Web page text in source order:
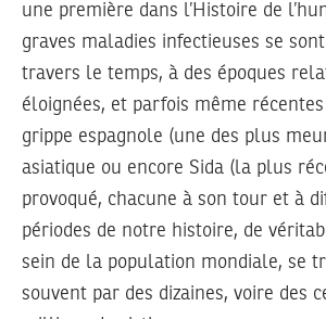
une première dans l’Histoire de
graves maladies infectieuses se
travers le temps, à des époques
éloignées, et parfois même
grippe espagnole (une des plus
asiatique ou encore Sida (la plus
provoqué, chacune à son tour et à
périodes de notre histoire, de
sein de la population mondiale, se
souvent par des dizaines, voire des